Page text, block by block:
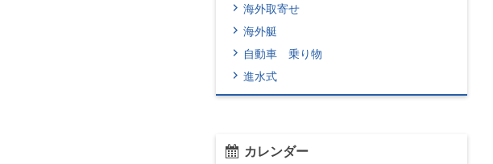
海外取寄せ
海外艇
自動車 乗り物
進水式
カレンダー